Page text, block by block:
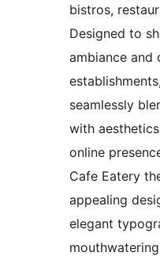
bistros,
Designed to
ambiance and
seamlessly
with
online
Cafe Eatery
appealing
elegant